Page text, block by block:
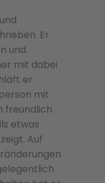
Er
und
mit dabei
er
mit
freundlich
etwas
Auf